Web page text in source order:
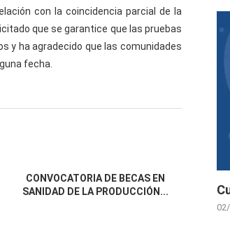
con la coincidencia parcial de la
que se garantice que las pruebas
y ha agradecido que las comunidades
fecha.
CONVOCATORIA DE BECAS EN
SANIDAD DE LA PRODUCCIÓN...